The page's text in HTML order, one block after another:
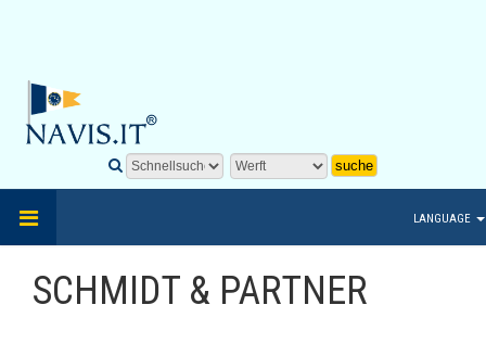
LANGUAGE
SCHMIDT & PARTNER